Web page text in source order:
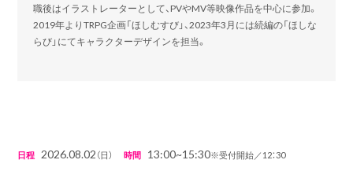
職後はイラストレーターとして、PVやMV等映像作品を中心に参加。
2019年よりTRPG企画「ほしむすび」、2023年3月には続編の「ほしな
らび」にてキャラクターデザインを担当。
日程 2026.08.02（日） 時間 13:00~15:30※受付開始／12：30